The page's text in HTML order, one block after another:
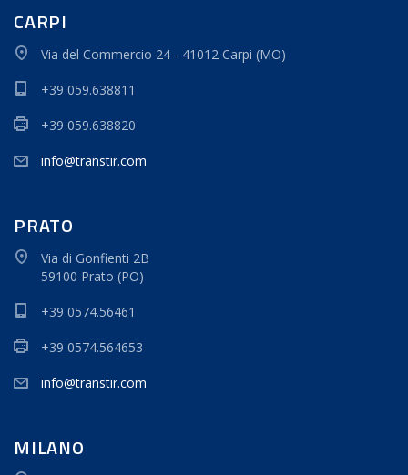
CARPI
Via del Commercio 24 - 41012 Carpi (MO)
+39 059.638811
+39 059.638820
info@transtir.com
PRATO
Via di Gonfienti 2B
59100 Prato (PO)
+39 0574.56461
+39 0574.564653
info@transtir.com
MILANO